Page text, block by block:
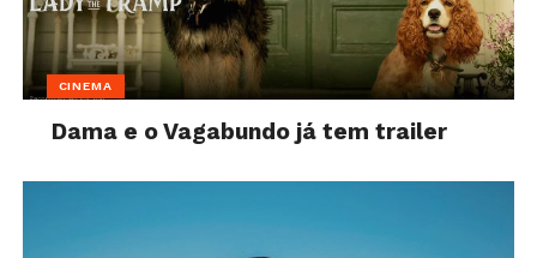
CINEMA
Dama e o Vagabundo já tem trailer